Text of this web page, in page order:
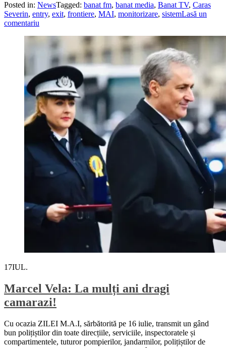
Posted in: NewsTagged: banat fm, banat media, Banat TV, Caras
Severin, entry, exit, frontiere, MAI, monitorizare, sistemLasă un
comentariu
17IUL.
Marcel Vela: La mulți ani dragi
camarazi!
Cu ocazia ZILEI M.A.I, sărbătorită pe 16 iulie, transmit un gând
bun polițiștilor din toate direcțiile, serviciile, inspectoratele și
compartimentele, tuturor pompierilor, jandarmilor, polițiștilor de